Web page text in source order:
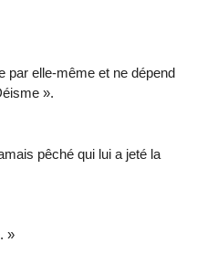
par elle-même et ne dépend
».
pêché qui lui a jeté la
»